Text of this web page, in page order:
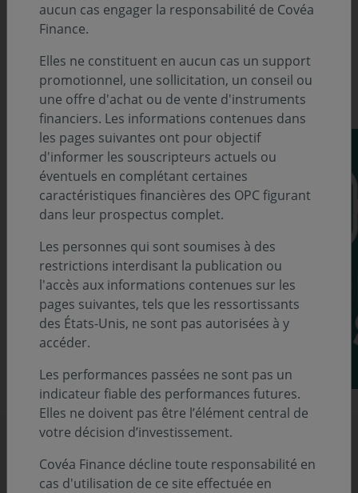
Pour consulter la vidéo, cliquez sur
l'image ci-dessous :
aucun cas engager la responsabilité de Covéa
Finance.
Elles ne constituent en aucun cas un support
promotionnel, une sollicitation, un conseil ou
une offre d'achat ou de vente d'instruments
financiers. Les informations contenues dans
les pages suivantes ont pour objectif
d'informer les souscripteurs actuels ou
éventuels en complétant certaines
caractéristiques financières des OPC figurant
dans leur prospectus complet.
Les personnes qui sont soumises à des
restrictions interdisant la publication ou
l'accès aux informations contenues sur les
pages suivantes, tels que les ressortissants
des États-Unis, ne sont pas autorisées à y
accéder.
Les performances passées ne sont pas un
indicateur fiable des performances futures.
Elles ne doivent pas être l’élément central de
votre décision d’investissement.
Covéa Finance décline toute responsabilité en
cas d'utilisation de ce site effectuée en